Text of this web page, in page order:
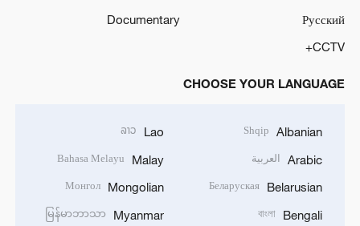
Русский
Documentary
CCTV+
CHOOSE YOUR LANGUAGE
Albanian
Shqip
Arabic العربية
Belarusian
Беларуская
Bengali
বাংলা
Lao
ລາວ
Malay
Bahasa Melayu
Mongolian
Монгол
Myanmar
မြန်မာဘာသာ